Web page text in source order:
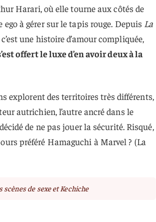
Harari, où elle tourne aux côtés de
à gérer sur le tapis rouge. Depuis La
une histoire d’amour compliquée,
offert le luxe d’en avoir deux à la
explorent des territoires très différents,
autrichien, l’autre ancré dans le
de ne pas jouer la sécurité. Risqué,
préféré Hamaguchi à Marvel ? (La
scènes de sexe et Kechiche